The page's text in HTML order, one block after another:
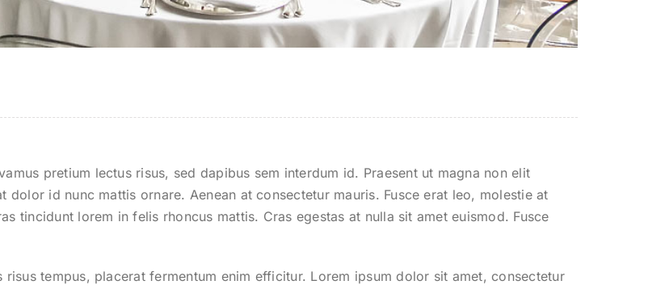
pretium lectus risus, sed dapibus sem interdum id. Praesent ut magna non elit
id nunc mattis ornare. Aenean at consectetur mauris. Fusce erat leo, molestie at
tincidunt lorem in felis rhoncus mattis. Cras egestas at nulla sit amet euismod. Fusce
tempus, placerat fermentum enim efficitur. Lorem ipsum dolor sit amet, consectetur